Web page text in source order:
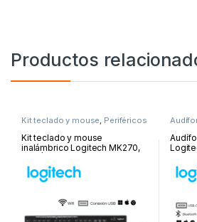
Productos
Kit teclado y mouse Periféricos
y Accesorios
Kit teclado y mouse
inalámbrico Logitech MK270,